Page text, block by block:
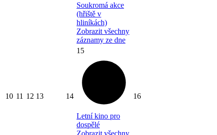
Soukromá akce
(hřiště v
hliníkách)
Zobrazit všechny
záznamy ze dne
10 11 12 13 14
15
Letní kino pro
dospělé
Zobrazit všechny
16